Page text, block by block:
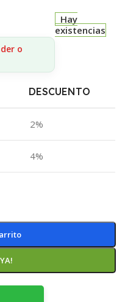
o
Hay
existencias
DESCUENTO
2%
4%